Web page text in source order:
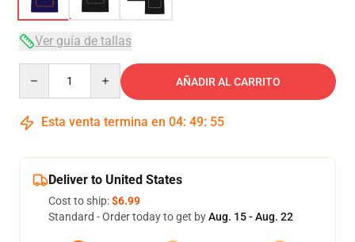
Ver guía de tallas
AÑADIR AL CARRITO
Esta venta termina en 04: 49: 54
Deliver to United States
Cost to ship:$6.99
Standard - Order today to get byAug. 15 - Aug. 22